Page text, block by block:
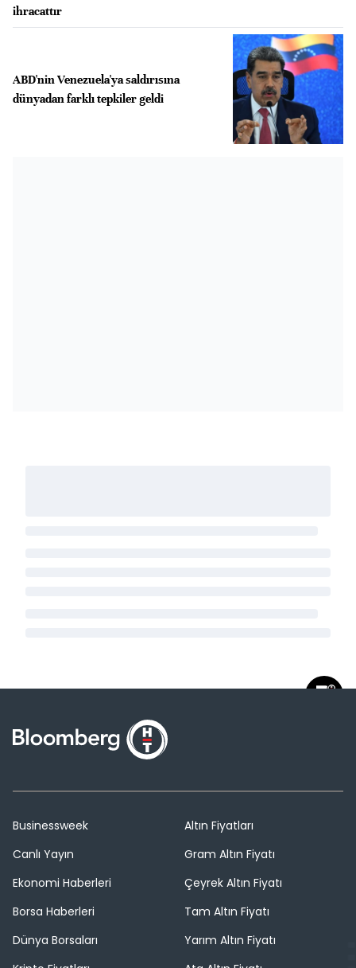
ihracattır
ABD'nin Venezuela'ya saldırısına
dünyadan farklı tepkiler geldi
Businessweek
Canlı Yayın
Ekonomi Haberleri
Borsa Haberleri
Dünya Borsaları
Altın Fiyatları
Gram Altın Fiyatı
Çeyrek Altın Fiyatı
Tam Altın Fiyatı
Yarım Altın Fiyatı